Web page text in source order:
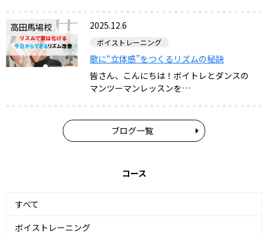
高田馬場校 2025.12.6
ボイストレーニング
歌に“立体感”をつくるリズムの秘訣
皆さん、こんにちは！ボイトレとダンスの
マンツーマンレッスンを…
ブログ一覧
コース
すべて
ボイストレーニング